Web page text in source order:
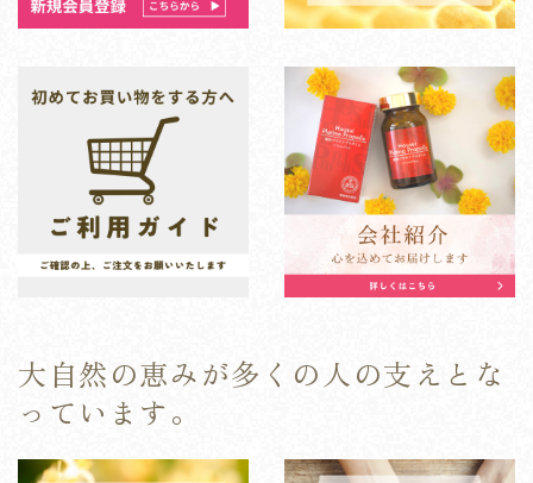
大自然の恵みが多くの人の支えとな
っています。